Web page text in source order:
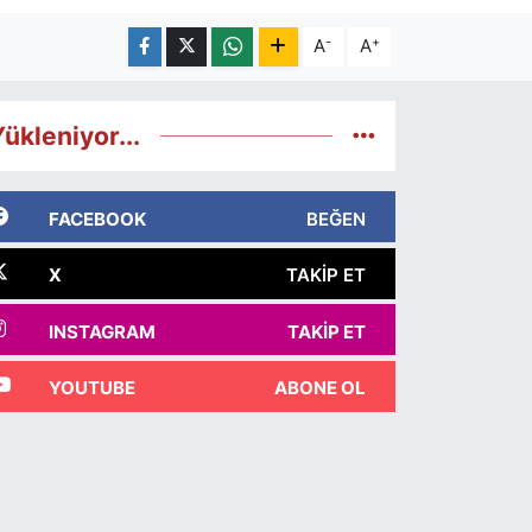
A- A+
FACEBOOK BEĞEN
X TAKIP ET
INSTAGRAM TAKIP ET
YOUTUBE ABONE OL